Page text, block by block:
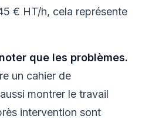
€ HT/h, cela représente
que les problèmes.
un cahier de
montrer le travail
intervention sont